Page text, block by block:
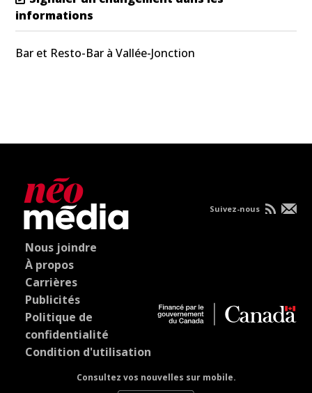
informations
Bar et Resto-Bar à Vallée-Jonction
Nous joindre
À propos
Carrières
Publicités
Politique de
confidentialité
Condition d'utilisation
Consultez vos nouvelles sur mobile.
Suivez-nous